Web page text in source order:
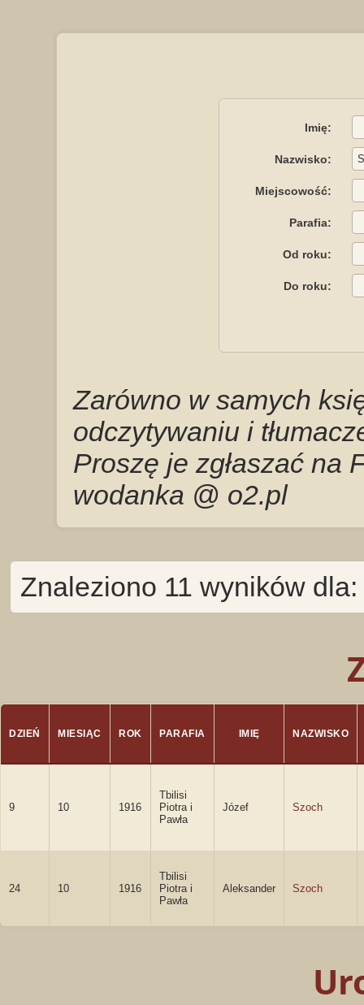
Imię:
Nazwisko:
Miejscowość:
Parafia:
Od roku:
Do roku:
Zarówno w samych
odczytywaniu i
Proszę je zgłaszać na
wodanka @ o2.pl
Znaleziono 11 wyników
DZIEŃ MIESIĄC ROK PARAFIA IMIĘ NAZWISKO
9 10 1916
Tbilisi
Piotra i
Pawła
Józef Szoch
24 10 1916
Tbilisi
Piotra i
Pawła
Aleksander Szoch